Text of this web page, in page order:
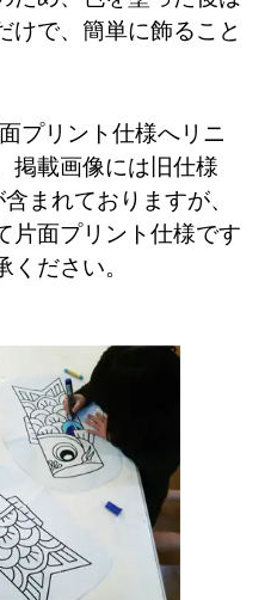
けで、簡単に飾ること
プリント仕様へリニ
掲載画像には旧仕様
まれておりますが、
片面プリント仕様です
ださい。